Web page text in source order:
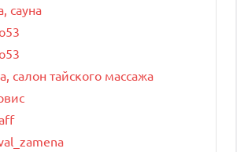
сауна
салон тайского массажа